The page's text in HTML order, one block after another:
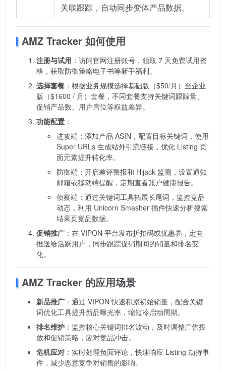
关联跟踪，自动同步变体产品数据。
AMZ Tracker 如何使用
注册与试用 ：访问官网注册账号，领取 7 天免费试用资
格，获取防御策略电子书等新手福利。
选择套餐 ：根据业务规模选择基础版（$50/月）至企业
版（$1600 / 月）套餐，不同套餐支持关键词跟踪量、
促销产品数、用户席位等权益差异。
功能配置 ：
进攻端：添加产品 ASIN，配置目标关键词，使用
Super URLs 生成站外引流链接，优化 Listing 页
面元素提升转化率。
防御端：开启差评警报和 Hijack 监测，设置通知
邮箱或移动端提醒，定期查看账户健康报告。
侦察端：通过关键词工具拓展长尾词，监控竞品
动态，利用 Unicorn Smasher 插件快速分析搜索
结果页竞品数据。
促销推广 ：在 VIPON 平台发布折扣码或优惠券，定向
推送给活跃用户，同步跟踪促销期间的销量和排名变
化。
AMZ Tracker 的应用场景
新品推广 ：通过 VIPON 快速积累初始销量，配合关键
词优化工具提升新品曝光率，缩短冷启动周期。
排名维护 ：监控核心关键词排名波动，及时调整广告投
放和促销策略，应对竞品冲击。
危机应对 ：实时处理负面评论，快速响应 Listing 劫持事
件，减少恶意竞争对销售的影响。